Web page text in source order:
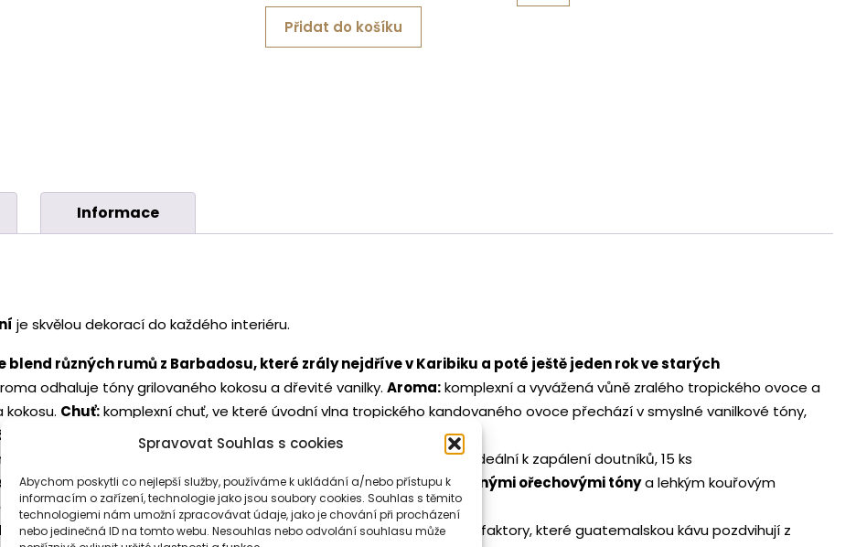
Spravovat Souhlas s cookies
Abychom poskytli co nejlepší služby, používáme k ukládání a/nebo přístupu k
informacím o zařízení, technologie jako jsou soubory cookies. Souhlas s těmito
technologiemi nám umožní zpracovávat údaje, jako je chování při procházení
nebo jedinečná ID na tomto webu. Nesouhlas nebo odvolání souhlasu může
Latinskou
Přidat do košíku
Informace
je skvělou dekorací do každého interiéru.
blend různých rumů z Barbadosu, které zrály nejdříve v Karibiku a poté ještě jeden rok ve starých
odhaluje tóny grilovaného kokosu a dřevité vanilky. Aroma:komplexní a vyvážená vůně zralého tropického ovoce a
kokosu. Chuť:komplexní chuť, ve které úvodní vlna tropického kandovaného ovoce přechází v smyslné vanilkové tóny,
ovoce a jemnými tříslovinami.0,7 l
kubánské značky
. Zápalky jsou delší a robustnější, ideální k zapálení doutníků, 15 ks
zážitek– vynikající nezaměnitelně hořkáčokoláda Willies s výraznými ořechovými tónya lehkým kouřovým
do jedinečné čokoládové tabulky. 50 g
sopečných pohoří spolu s jejich nadmořskou výškou jsou hlavními faktory, které guatemalskou kávu pozdvihují z